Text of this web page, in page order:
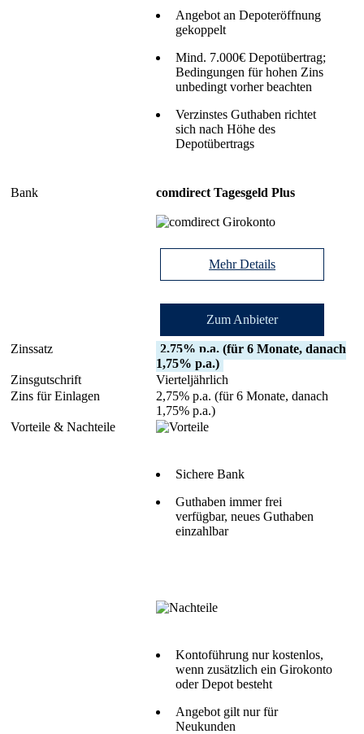
Angebot an Depoteröffnung
gekoppelt
Mind. 7.000€ Depotübertrag;
Bedingungen für hohen Zins
unbedingt vorher beachten
Verzinstes Guthaben richtet
sich nach Höhe des
Depotübertrags
comdirect Tagesgeld Plus
Mehr Details
Zum Anbieter
2,75% p.a. (für 6 Monate, danach
1,75% p.a.)
Vierteljährlich
2,75% p.a. (für 6 Monate, danach
1,75% p.a.)
Sichere Bank
Guthaben immer frei
verfügbar, neues Guthaben
einzahlbar
Kontoführung nur kostenlos,
wenn zusätzlich ein Girokonto
oder Depot besteht
Angebot gilt nur für
Neukunden